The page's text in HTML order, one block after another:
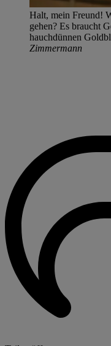
Halt, mein Freund!
gehen? Es braucht
hauchdünnen
Zimmermann